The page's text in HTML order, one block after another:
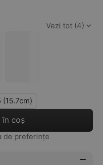
Vezi tot (4)
(15.7cm)
în coș
de preferințe